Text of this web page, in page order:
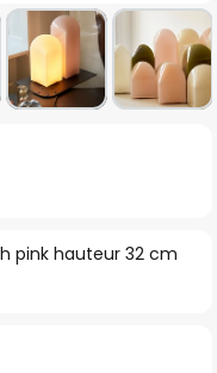
pink hauteur 32 cm